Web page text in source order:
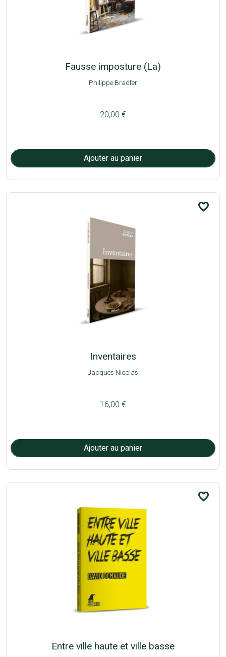
Fausse imposture (La)
Philippe Bradfer
20,00 €
favorite_border
Inventaires
Jacques Nicolas
16,00 €
favorite_border
Entre ville haute et ville basse